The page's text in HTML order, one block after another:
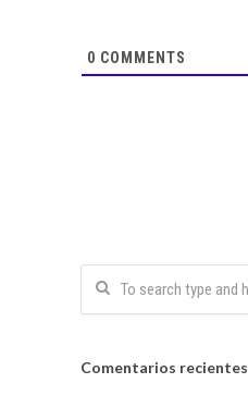
0 COMMENTS
Comentarios recientes